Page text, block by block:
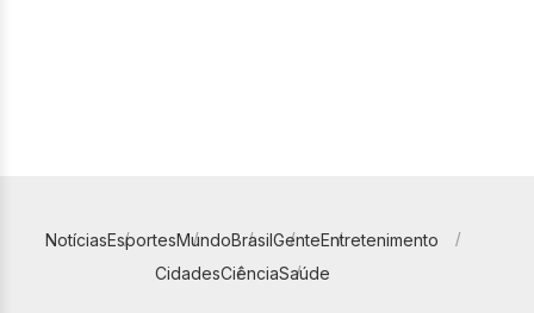
NotíciasEsportesMundoBrasilGenteEntretenimento
CidadesCiênciaSaúde